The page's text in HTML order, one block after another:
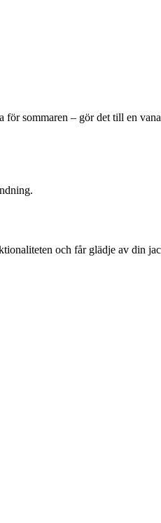
sommaren – gör det till en
och får glädje av din